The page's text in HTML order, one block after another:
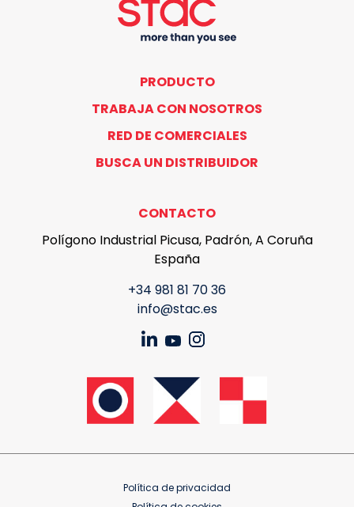
PRODUCTO
TRABAJA CON NOSOTROS
RED DE COMERCIALES
BUSCA UN DISTRIBUIDOR
CONTACTO
Polígono Industrial Picusa, Padrón, A Coruña
España
+34 981 81 70 36
info@stac.es
Política de privacidad